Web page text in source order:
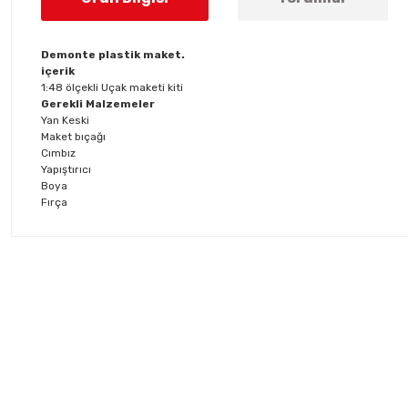
Demonte plastik maket.
içerik
1:48 ölçekli Uçak maketi kiti
Gerekli Malzemeler
Yan Keski
Maket bıçağı
Cımbız
Yapıştırıcı
Boya
Fırça